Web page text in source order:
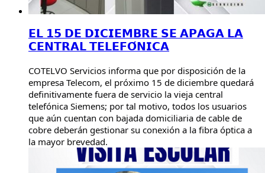
𝗘𝗟 𝟭𝟱 𝗗𝗘 𝗗𝗜𝗖𝗜𝗘𝗠𝗕𝗥𝗘 𝗦𝗘 𝗔𝗣𝗔𝗚𝗔 𝗟𝗔
𝗖𝗘𝗡𝗧𝗥𝗔𝗟 𝗧𝗘𝗟𝗘𝗙𝗢́𝗡𝗜𝗖𝗔
COTELVO Servicios informa que por disposición de la
empresa Telecom, el próximo 15 de diciembre quedará
definitivamente fuera de servicio la vieja central
telefónica Siemens; por tal motivo, todos los usuarios
que aún cuentan con bajada domiciliaria de cable de
cobre deberán gestionar su conexión a la fibra óptica a
la mayor brevedad.